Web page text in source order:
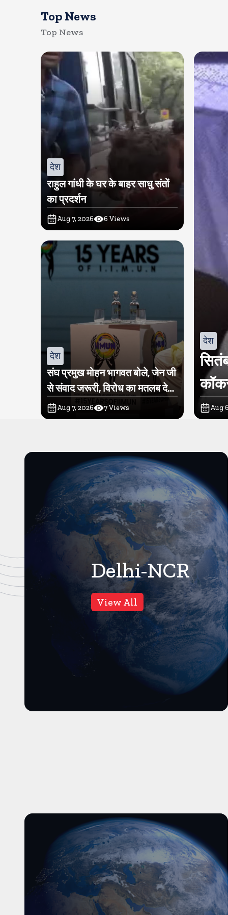
Top News
Top News
देश
राहुल गांधी के घर के बाहर साधु संतों
का प्रदर्शन
Aug 7, 2026 6 Views
देश
संघ प्रमुख मोहन भागवत बोले, जेन जी
से संवाद जरूरी, विरोध का मतलब देश
विरोधी नहीं
Aug 7, 2026 7Views
देश
Aug
Delhi-NCR
View All
दिल्ली NCR
दिल्ली में मौत के मुहाने से बचे तीन
बच्चे, सडक किनारे खुले ड्रेन में
नई दिल्ली। करंट क्राइम। देश की
राजधानी दिल्ली में लापरवाही एक बार
फिर मासूमों की जान पर भारी ...
दिल्ली NCR
6Views
दिल्ली में
कई गाडियां
बुजुर्ग की जान
नई दिल्ली।
दिल्ली में
पुरानी और जर्जर
और पढ़ें